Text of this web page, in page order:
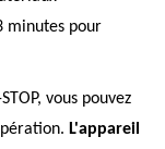
minutes pour
vous pouvez
L'appareil